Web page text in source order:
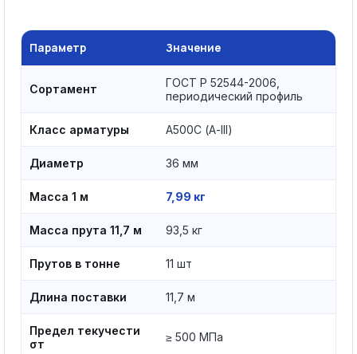
Параметр Значение
Сортамент
ГОСТ Р 52544-2006,
периодический профиль
Класс арматуры А500С (А-III)
Диаметр 36 мм
Масса 1 м 7,99 кг
Масса прута 11,7 м 93,5 кг
Прутов в тонне 11 шт
Длина поставки 11,7 м
Предел текучести
σт
≥ 500 МПа